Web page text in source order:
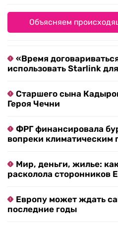
Объясняем
«Время
использовать Starlink
Старшего сына
Героя Чечни
ФРГ финансировала
вопреки климатическим
Мир, деньги, жилье:
расколола
Европу может ждать
последние годы